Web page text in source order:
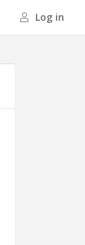
Log in